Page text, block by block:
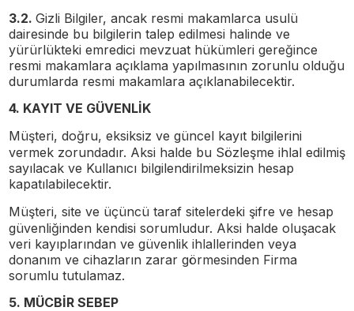
3.2. Gizli Bilgiler, ancak resmi makamlarca usulü
dairesinde bu bilgilerin talep edilmesi halinde ve
yürürlükteki emredici mevzuat hükümleri gereğince
resmi makamlara açıklama yapılmasının zorunlu olduğu
durumlarda resmi makamlara açıklanabilecektir.
4. KAYIT VE GÜVENLİK
Müşteri, doğru, eksiksiz ve güncel kayıt bilgilerini
vermek zorundadır. Aksi halde bu Sözleşme ihlal edilmiş
sayılacak ve Kullanıcı bilgilendirilmeksizin hesap
kapatılabilecektir.
Müşteri, site ve üçüncü taraf sitelerdeki şifre ve hesap
güvenliğinden kendisi sorumludur. Aksi halde oluşacak
veri kayıplarından ve güvenlik ihlallerinden veya
donanım ve cihazların zarar görmesinden Firma
sorumlu tutulamaz.
5. MÜCBİR SEBEP